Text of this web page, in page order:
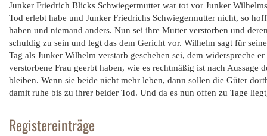
Junker Friedrich Blicks Schwiegermutter war tot vor Junker
Tod erlebt habe und Junker Friedrichs Schwiegermutter nicht, so
haben und niemand anders. Nun sei ihre Mutter verstorben und
schuldig zu sein und legt das dem Gericht vor. Wilhelm sagt für
Tag als Junker Wilhelm verstarb geschehen sei, dem widerspreche
verstorbene Frau geerbt haben, wie es rechtmäßig ist nach
bleiben. Wenn sie beide nicht mehr leben, dann sollen die Güter
damit ruhe bis zu ihrer beider Tod. Und da es nun offen zu Tage
Registereinträge